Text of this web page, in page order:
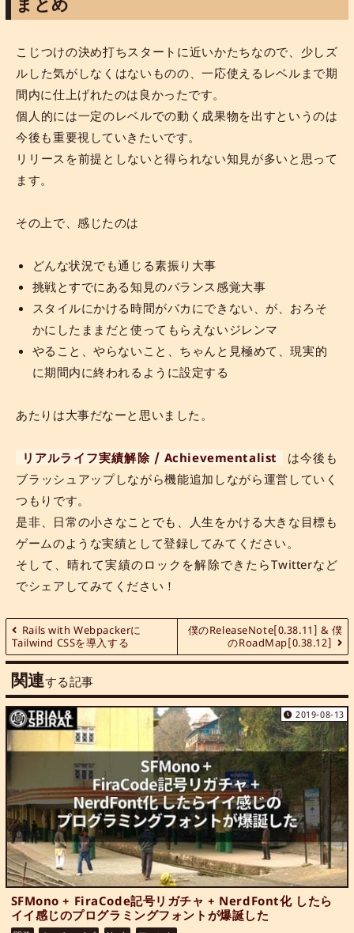
こじつけの決め打ちスタートに近いかたちなので、少しズ
ルした気がしなくはないものの、一応使えるレベルまで期
間内に仕上げれたのは良かったです。
個人的には一定のレベルでの動く成果物を出すというのは
今後も重要視していきたいです。
リリースを前提としないと得られない知見が多いと思って
ます。
その上で、感じたのは
どんな状況でも通じる素振り大事
挑戦とすでにある知見のバランス感覚大事
スタイルにかける時間がバカにできない、が、おろそ
かにしたままだと使ってもらえないジレンマ
やること、やらないこと、ちゃんと見極めて、現実的
に期間内に終われるように設定する
あたりは大事だなーと思いました。
リアルライフ実績解除 / Achievementalist
は今後も
ブラッシュアップしながら機能追加しながら運営していく
つもりです。
是非、日常の小さなことでも、人生をかける大きな目標も
ゲームのような実績として登録してみてください。
そして、晴れて実績のロックを解除できたらTwitterなど
でシェアしてみてください！
Rails with Webpackerに
Tailwind CSSを導入する
僕のReleaseNote[0.38.11] & 僕
のRoadMap[0.38.12]
関連する記事
2019-08-13
SFMono + FiraCode記号リガチャ + NerdFont化 したら
イイ感じのプログラミングフォントが爆誕した